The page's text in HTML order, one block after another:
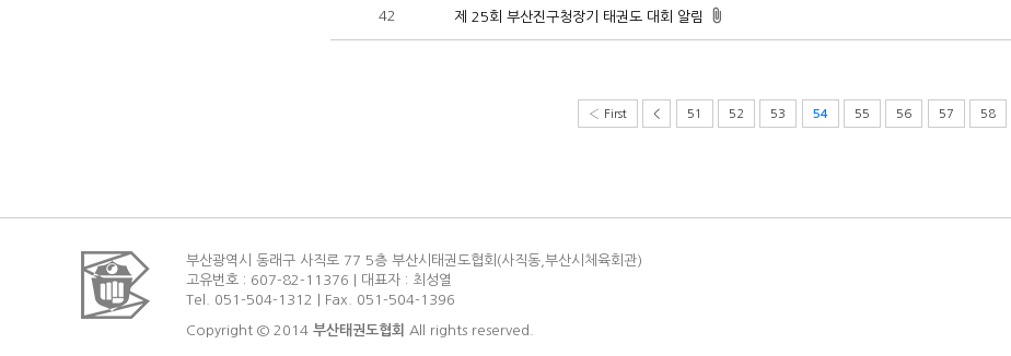
42 제 25회 부산진구청장기 태권도 대회 알림
‹ First < 51 52 53 54 55 56 57 58
부산광역시 동래구 사직로 77 5층 부산시태권도협회(사직동,부산시체육회관)
고유번호 : 607-82-11376 | 대표자 : 최성열
Tel. 051-504-1312 | Fax. 051-504-1396
Copyright © 2014 부산태권도협회 All rights reserved.